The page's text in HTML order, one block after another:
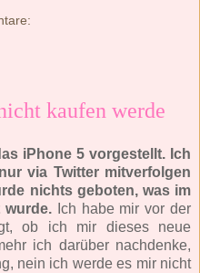
kaufen werde
iPhone 5 vorgestellt. Ich
via Twitter mitverfolgen
nichts geboten, was im
wurde. Ich habe mir vor der
ob ich mir dieses neue
ich darüber nachdenke,
nein ich werde es mir nicht